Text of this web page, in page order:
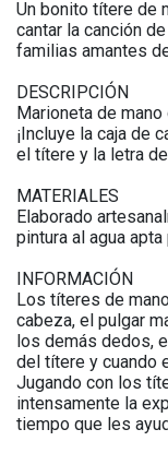
Un bonito títere de
cantar la canción
familias amantes
DESCRIPCIÓN
Marioneta de
¡Incluye la caja de
el títere y la letra
MATERIALES
Elaborado
pintura al agua
INFORMACIÓN
Los títeres de
cabeza, el pulgar
los demás dedos,
del títere y cuando
Jugando con los
intensamente la
tiempo que les